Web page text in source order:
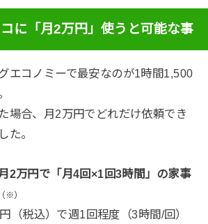
に「月2万円」使うと可能な事
エコノミーで最安なのが1時間1,500
場合、月2万円でどれだけ依頼でき
た。
2万円で「月4回×1回3時間」の家事
（※）
（税込）で週1回程度（3時間/回）